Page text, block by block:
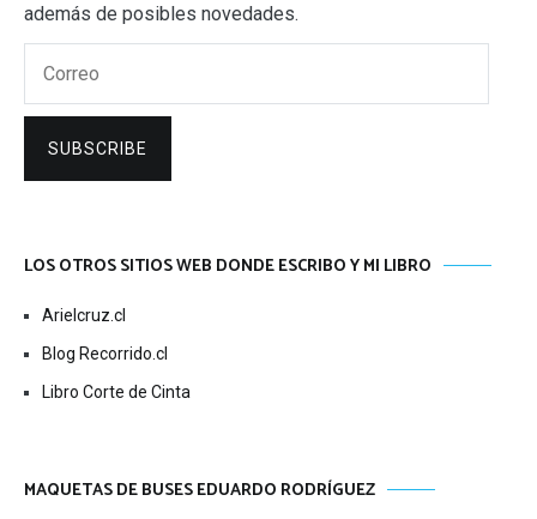
además de posibles novedades.
SUBSCRIBE
LOS OTROS SITIOS WEB DONDE ESCRIBO Y MI LIBRO
Arielcruz.cl
Blog Recorrido.cl
Libro Corte de Cinta
MAQUETAS DE BUSES EDUARDO RODRÍGUEZ